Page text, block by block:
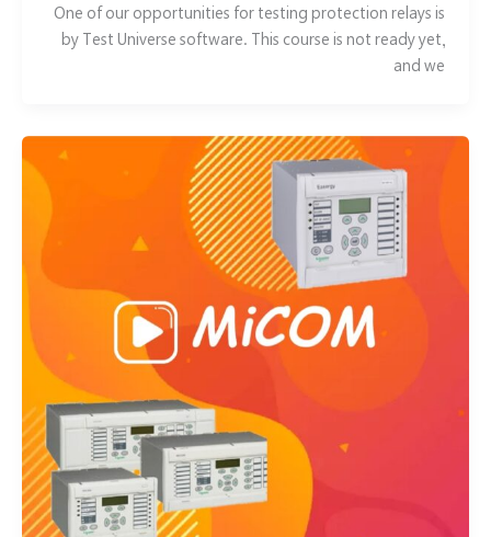
One of our opportunities for testing protection relays is
by Test Universe software. This course is not ready yet,
and we